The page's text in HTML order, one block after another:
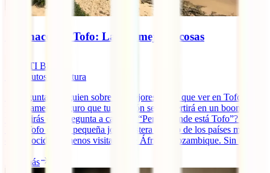
Qué hacer en Tofo: Las 10 mejores cosas
IATI Blog
minutos de lectura
Si preguntas a alguien sobre las mejores cosas que ver en Tofo, es
prácticamente seguro que tu cuestión se convertirá en un boomerang
y recibirás otra pregunta a cambio: “Pero, ¿dónde está Tofo”? Pues
bien, Tofo es una pequeña joya costera de uno de los países más
desconocidos y menos visitados de África: Mozambique. Sin [...]
Leer más